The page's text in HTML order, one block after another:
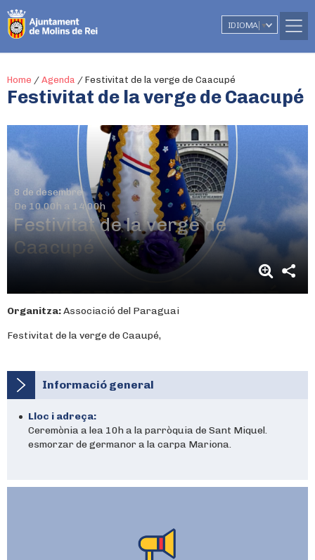
IDIOMA ▼
Home / Agenda / Festivitat de la verge de Caacupé
Festivitat de la verge de Caacupé
8 de desembre
De 10.00h a 14.00h
Festivitat de la verge de
Caacupé
Organitza:Associació del Paraguai
Festivitat de la verge de Caaupé,
Informació general
Lloc i adreça:
Ceremònia a lea 10h a la parròquia de Sant Miquel.
esmorzar de germanor a la carpa Mariona.